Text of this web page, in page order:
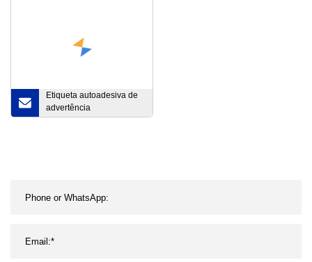
Etiqueta autoadesiva de
advertência
personalizada